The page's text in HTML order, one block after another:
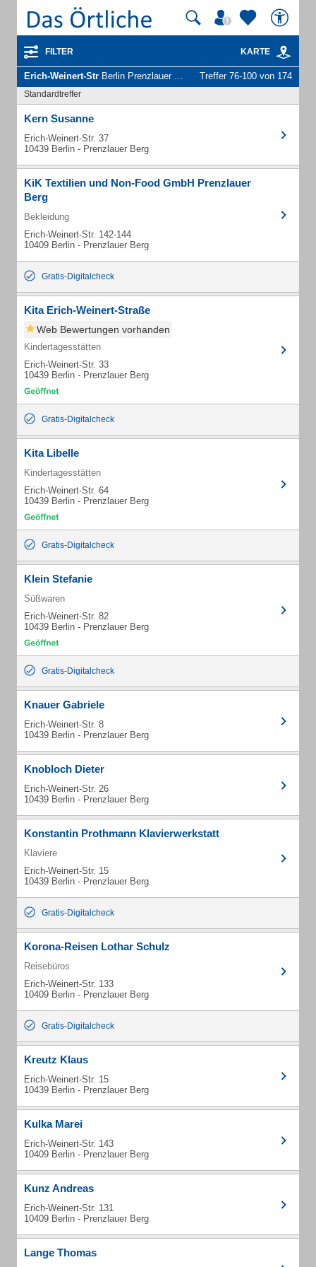
FILTER KARTE
Erich-Weinert-Str Berlin Prenzlauer Berg - Unternehmen und Personen Treffer 76-100 von 174
Standardtreffer
Kern Susanne
Erich-Weinert-Str. 37
10439 Berlin - Prenzlauer Berg
KiK Textilien und Non-Food GmbH Prenzlauer
Berg
Bekleidung
Erich-Weinert-Str. 142-144
10409 Berlin - Prenzlauer Berg
Gratis-Digitalcheck
Kita Erich-Weinert-Straße
Web Bewertungen vorhanden
Kindertagesstätten
Erich-Weinert-Str. 33
10439 Berlin - Prenzlauer Berg
Gratis-Digitalcheck
Kita Libelle
Kindertagesstätten
Erich-Weinert-Str. 64
10439 Berlin - Prenzlauer Berg
Gratis-Digitalcheck
Klein Stefanie
Süßwaren
Erich-Weinert-Str. 82
10439 Berlin - Prenzlauer Berg
Gratis-Digitalcheck
Knauer Gabriele
Erich-Weinert-Str. 8
10439 Berlin - Prenzlauer Berg
Knobloch Dieter
Erich-Weinert-Str. 26
10439 Berlin - Prenzlauer Berg
Konstantin Prothmann Klavierwerkstatt
Klaviere
Erich-Weinert-Str. 15
10439 Berlin - Prenzlauer Berg
Gratis-Digitalcheck
Korona-Reisen Lothar Schulz
Reisebüros
Erich-Weinert-Str. 133
10409 Berlin - Prenzlauer Berg
Gratis-Digitalcheck
Kreutz Klaus
Erich-Weinert-Str. 15
10439 Berlin - Prenzlauer Berg
Kulka Marei
Erich-Weinert-Str. 143
10409 Berlin - Prenzlauer Berg
Kunz Andreas
Erich-Weinert-Str. 131
10409 Berlin - Prenzlauer Berg
Lange Thomas